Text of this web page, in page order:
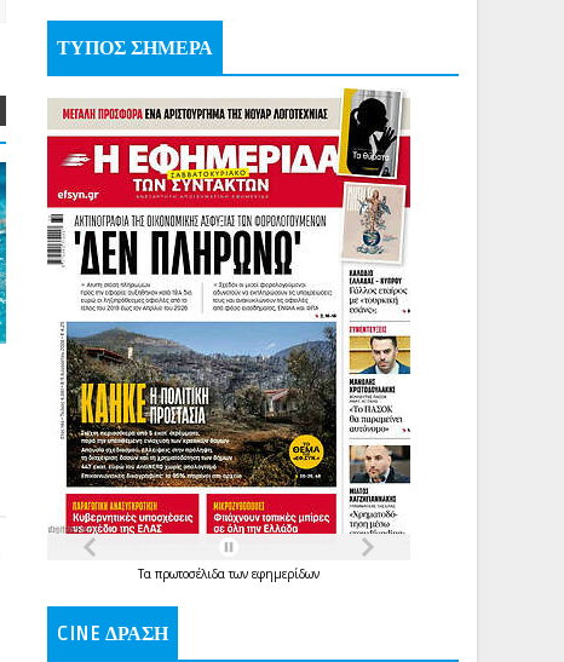
ΤΥΠΟΣ ΣΗΜΕΡΑ
Τα πρωτοσέλιδατων εφημερίδων
CINE ΔΡΑΣΗ